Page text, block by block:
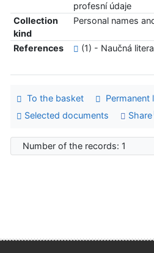
profesní údaje
Collection
kind
Personal names
References (1) - Naučná
To the basket Permanent
Selected documents
Share
Number of the records: 1